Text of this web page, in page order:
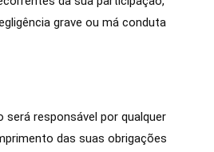
grave ou má conduta
será responsável por qualquer
das suas obrigações